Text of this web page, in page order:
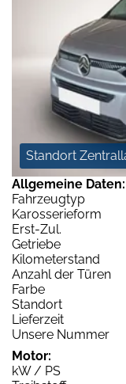
Standort
Allgemeine Daten:
Fahrzeugtyp
Karosserieform
Erst-Zul.
Getriebe
Kilometerstand
Anzahl der Türen
Farbe
Standort
Lieferzeit
Unsere Nummer
Motor:
kW / PS